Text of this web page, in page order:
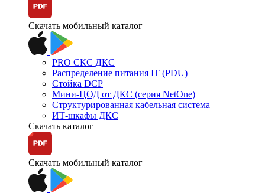
Скачать мобильный каталог
PRO СКС ДКС
Распределение питания IT (PDU)
Стойка DCP
Мини-ЦОД от ДКС (серия NetOne)
Структурированная кабельная система
ИТ-шкафы ДКС
Скачать каталог
Скачать мобильный каталог